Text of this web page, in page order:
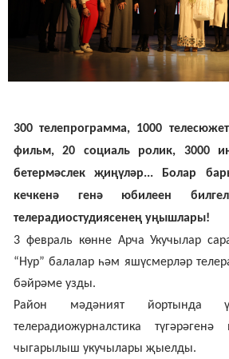
300 телепрограмма, 1000
фильм, 20 социаль ролик, 3000
бетермәслек җиңүләр... Болар
кечкенә генә юбилеен
телерадиостудиясенең уңышлары!
3 февраль көнне Арча Укучылар
“Нур” балалар һәм яшүсмерләр теле
бәйрәме узды.
Район мәдәният йортында
телерадиожурналстика
чыгарылыш укучылары җыелды.